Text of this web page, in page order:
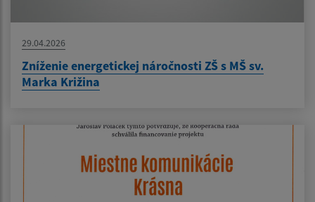
29.04.2026
Zníženie energetickej náročnosti ZŠ s MŠ sv.
Marka Križina